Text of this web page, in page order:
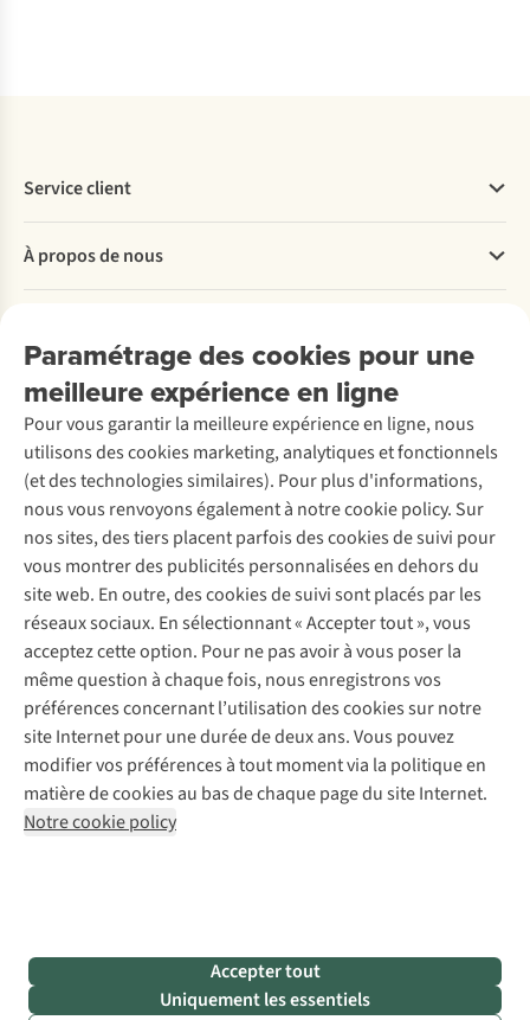
Paramétrage des cookies pour une
meilleure expérience en ligne
Pour vous garantir la meilleure expérience en ligne, nous
utilisons des cookies marketing, analytiques et fonctionnels
(et des technologies similaires). Pour plus d'informations,
nous vous renvoyons également à notre cookie policy. Sur
nos sites, des tiers placent parfois des cookies de suivi pour
vous montrer des publicités personnalisées en dehors du
site web. En outre, des cookies de suivi sont placés par les
réseaux sociaux. En sélectionnant « Accepter tout », vous
acceptez cette option. Pour ne pas avoir à vous poser la
même question à chaque fois, nous enregistrons vos
préférences concernant l’utilisation des cookies sur notre
site Internet pour une durée de deux ans. Vous pouvez
modifier vos préférences à tout moment via la politique en
matière de cookies au bas de chaque page du site Internet.
Notre cookie policy
Accepter tout
Uniquement les essentiels
Service client
Commander
Payer
Retourner
Rétractation d'une commande
Entretien & réparations
Garantie
Contactez-nous
À propos de nous
Entreprise responsable
À propos d’Ayacucho
Nos magasins
À propos d’A.S.Adventure
Déclaration d'accessibilité
Location / Location sports d’hiver
Seconde-main
Entretien de ski
Service de lavage
Entretien de chaussures
Réparation de chaussures
Réparation de vêtements
Retouches
Pour les entreprises
Découvrez
A.S.Magazine
Explore Camp
Expertise & conseils
Abonnez-vous à la newsletter
Suivez-nous
Mentions légales
Politique de confidentialité
Conditions générales
Cookie Policy